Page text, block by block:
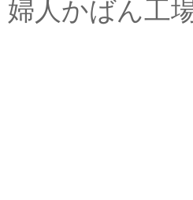
婦人かばん工